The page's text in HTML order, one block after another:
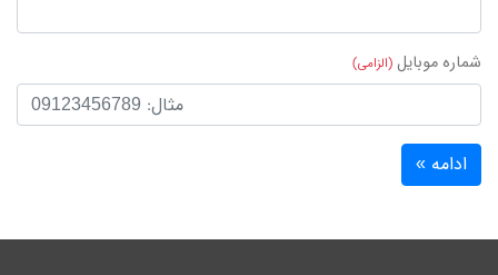
شماره موبایل (الزامی)